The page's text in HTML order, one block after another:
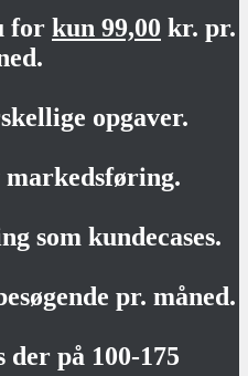
for kun 99,00 kr. pr.
opgaver.
som kundecases.
pr. måned.
der på 100-175